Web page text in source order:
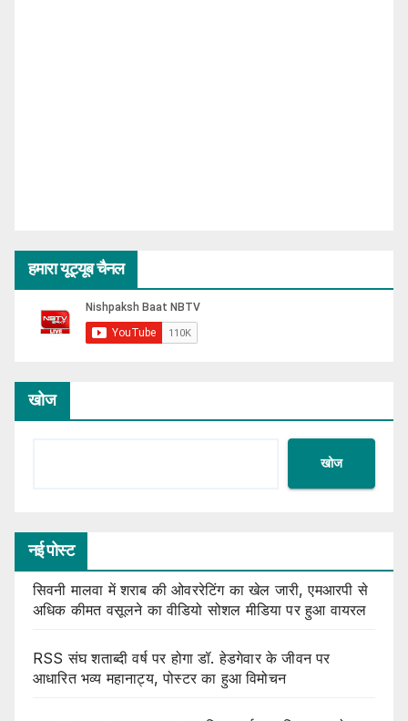
हमारा यूट्यूब चैनल
खोज
खोज
नई पोस्ट
सिवनी मालवा में शराब की ओवररेटिंग का खेल जारी, एमआरपी से
अधिक कीमत वसूलने का वीडियो सोशल मीडिया पर हुआ वायरल
RSS संघ शताब्दी वर्ष पर होगा डॉ. हेडगेवार के जीवन पर
आधारित भव्य महानाट्य, पोस्टर का हुआ विमोचन